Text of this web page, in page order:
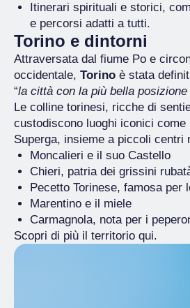
Itinerari spirituali e storici,
e percorsi adatti a tutti.
Torino e dintorni
Attraversata dal fiume Po e
occidentale, Torino è stata
“la città con la più bella posizione
Le colline torinesi, ricche di
custodiscono luoghi iconici come
Superga, insieme a piccoli centri
Moncalieri e il suo Castello
Chieri, patria dei grissini
Pecetto Torinese, famosa per
Marentino e il miele
Carmagnola, nota per i
Scopri di più il territorio qui.